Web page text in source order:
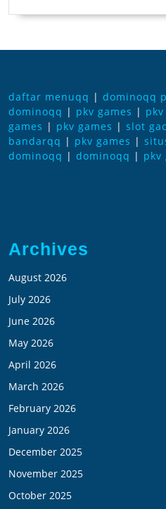
daftar menuqq | dominoqq
dominoqq | pkv games |
games | pkv games | slot
bandarqq | pkv games |
dominoqq | dominoqq | pkv
Archives
August 2026
July 2026
June 2026
May 2026
April 2026
March 2026
February 2026
January 2026
December 2025
November 2025
October 2025